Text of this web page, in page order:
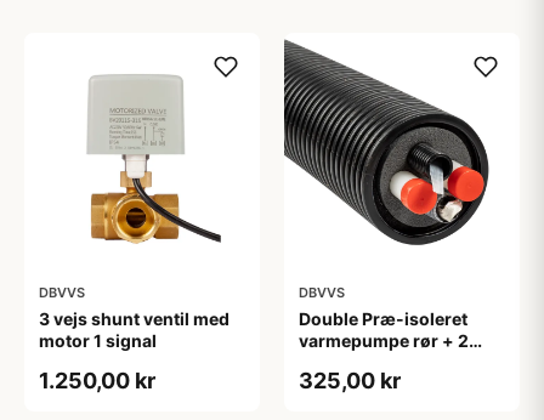
DBVVS
3 vejs shunt ventil med
motor 1 signal
1.250,00 kr
DBVVS
Double Præ-isoleret
varmepumpe rør + 2
- 1 meter
325,00 kr